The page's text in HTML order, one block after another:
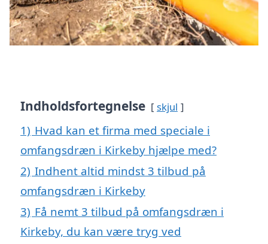
Indholdsfortegnelse skjul
1) Hvad kan et firma med speciale i
omfangsdræn i Kirkeby hjælpe med?
2) Indhent altid mindst 3 tilbud på
omfangsdræn i Kirkeby
3) Få nemt 3 tilbud på omfangsdræn i
Kirkeby, du kan være tryg ved